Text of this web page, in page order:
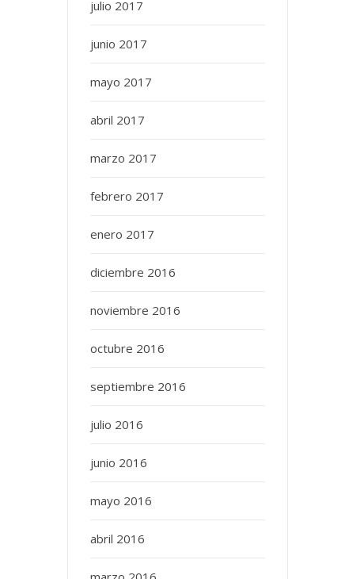
julio 2017
junio 2017
mayo 2017
abril 2017
marzo 2017
febrero 2017
enero 2017
diciembre 2016
noviembre 2016
octubre 2016
septiembre 2016
julio 2016
junio 2016
mayo 2016
abril 2016